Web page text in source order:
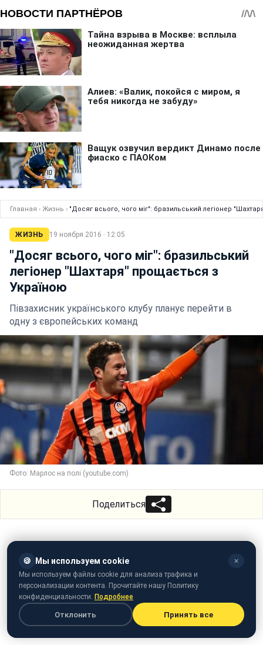
Главная › Жизнь › "Досяг всього, чого міг": бразильський легіонер
ЖИЗНЬ 19 ноября 2016 · 12:05
"Досяг всього, чого міг": бразильський
легіонер "Шахтаря" прощається з
Україною
Півзахисник українського клубу планує перейти в
одну з європейських команд
Фото: Марлос на полі (youtube.com)
Поделиться
🍪 Мы используем cookie ✕
Мы используем файлы cookie для анализа трафика и
персонализации контента. Прочитайте нашу Политику
конфиденциальности. Подробнее
Отклонить Принять все